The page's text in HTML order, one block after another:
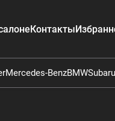
Контакты
Mercedes-BenzBMWSubaru